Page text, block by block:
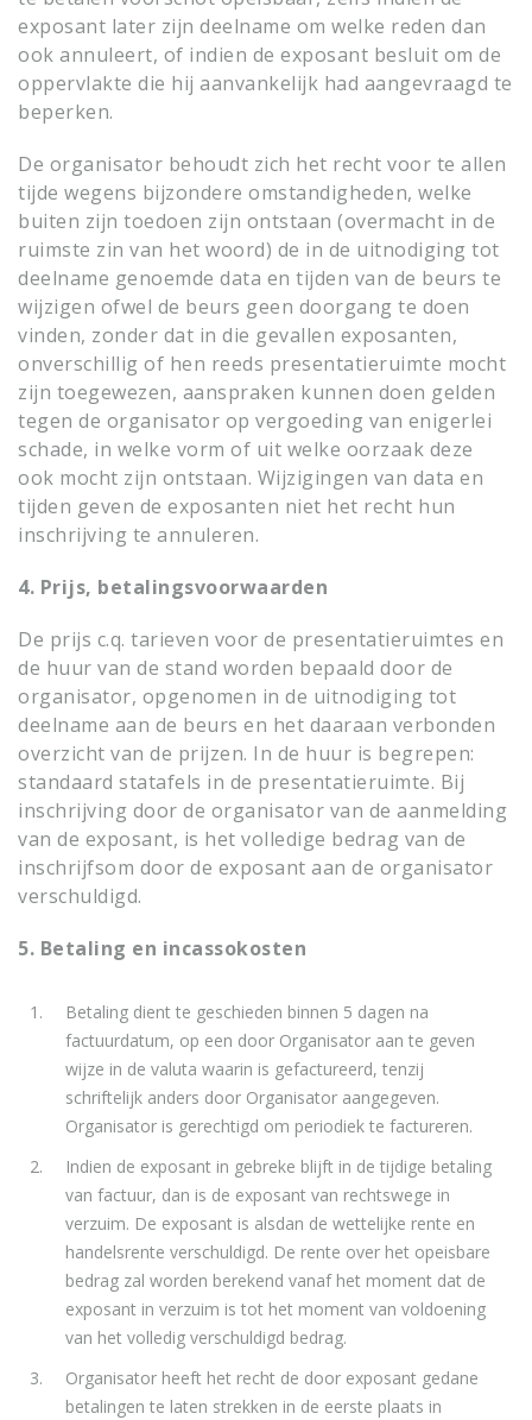
exposant later zijn deelname om welke reden dan
ook annuleert, of indien de exposant besluit om de
oppervlakte die hij aanvankelijk had aangevraagd te
beperken.
De organisator behoudt zich het recht voor te allen
tijde wegens bijzondere omstandigheden, welke
buiten zijn toedoen zijn ontstaan (overmacht in de
ruimste zin van het woord) de in de uitnodiging tot
deelname genoemde data en tijden van de beurs te
wijzigen ofwel de beurs geen doorgang te doen
vinden, zonder dat in die gevallen exposanten,
onverschillig of hen reeds presentatieruimte mocht
zijn toegewezen, aanspraken kunnen doen gelden
tegen de organisator op vergoeding van enigerlei
schade, in welke vorm of uit welke oorzaak deze
ook mocht zijn ontstaan. Wijzigingen van data en
tijden geven de exposanten niet het recht hun
inschrijving te annuleren.
4. Prijs, betalingsvoorwaarden
De prijs c.q. tarieven voor de presentatieruimtes en
de huur van de stand worden bepaald door de
organisator, opgenomen in de uitnodiging tot
deelname aan de beurs en het daaraan verbonden
overzicht van de prijzen. In de huur is begrepen:
standaard statafels in de presentatieruimte. Bij
inschrijving door de organisator van de aanmelding
van de exposant, is het volledige bedrag van de
inschrijfsom door de exposant aan de organisator
verschuldigd.
5. Betaling en incassokosten
Betaling dient te geschieden binnen 5 dagen na
factuurdatum, op een door Organisator aan te geven
wijze in de valuta waarin is gefactureerd, tenzij
schriftelijk anders door Organisator aangegeven.
Organisator is gerechtigd om periodiek te factureren.
Indien de exposant in gebreke blijft in de tijdige betaling
van factuur, dan is de exposant van rechtswege in
verzuim. De exposant is alsdan de wettelijke rente en
handelsrente verschuldigd. De rente over het opeisbare
bedrag zal worden berekend vanaf het moment dat de
exposant in verzuim is tot het moment van voldoening
van het volledig verschuldigd bedrag.
Organisator heeft het recht de door exposant gedane
betalingen te laten strekken in de eerste plaats in